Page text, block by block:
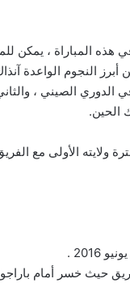
هذه المباراة ، يمكن
أبرز النجوم الواعدة
حاليا في الدوري الصيني ،
الحين.
مع المنتخب البرازيلي بلقب كأس العالم 2002 في
.
حيث خسر أمام